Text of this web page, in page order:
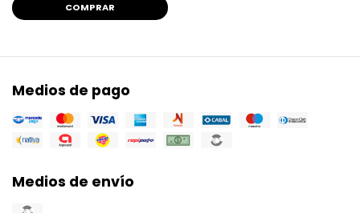
COMPRAR
Medios de pago
Medios de envío